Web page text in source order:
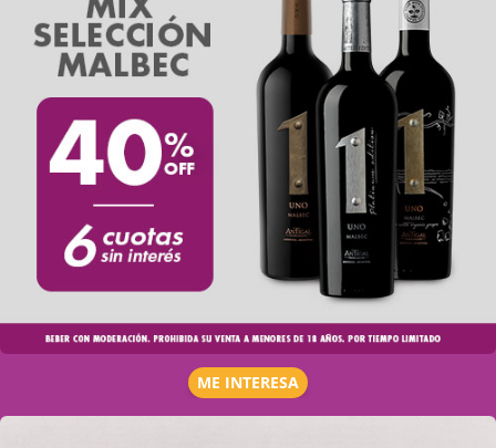
ME INTERESA